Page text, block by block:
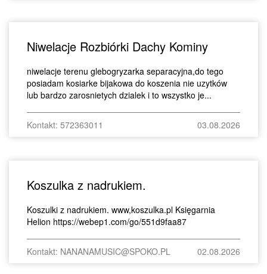
Niwelacje Rozbiórki Dachy Kominy
niwelacje terenu glebogryzarka separacyjna,do tego
posiadam kosiarke bijakowa do koszenia nie uzytków
lub bardzo zarosnietych dzialek i to wszystko je...
Kontakt: 572363011 03.08.2026
Koszulka z nadrukiem.
Koszulki z nadrukiem. www,koszulka.pl Księgarnia
Helion https://webep1.com/go/551d9faa87
Kontakt: NANANAMUSIC@SPOKO.PL 02.08.2026